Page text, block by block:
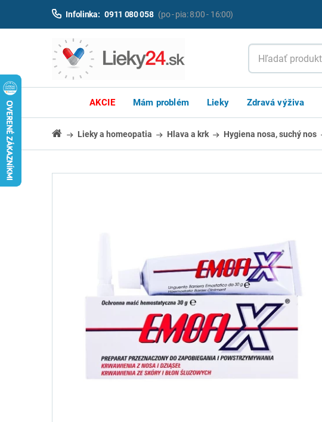
Infolinka: 0911 080 058 (po - pia: 8:00 - 16:00)
AKCIE Mám problém Lieky Zdravá výživa
Lieky a homeopatia Hlava a krk Hygiena nosa, suchý nos